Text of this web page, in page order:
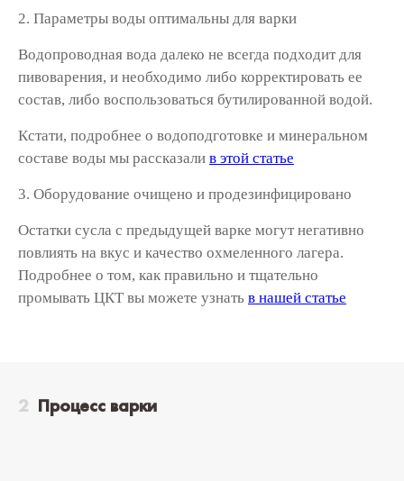
2. Параметры воды оптимальны для варки
Водопроводная вода далеко не всегда подходит для
пивоварения, и необходимо либо корректировать ее
состав, либо воспользоваться бутилированной водой.
Кстати, подробнее о водоподготовке и минеральном
составе воды мы рассказали в этой статье
3. Оборудование очищено и продезинфицировано
Остатки сусла с предыдущей варке могут негативно
повлиять на вкус и качество охмеленного лагера.
Подробнее о том, как правильно и тщательно
промывать ЦКТ вы можете узнать в нашей статье
Процесс варки